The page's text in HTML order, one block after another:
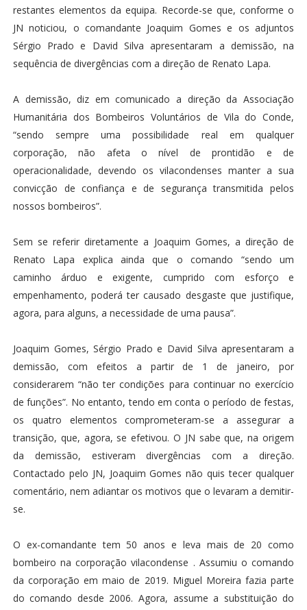
restantes elementos da equipa. Recorde-se que, conforme o
JN noticiou, o comandante Joaquim Gomes e os adjuntos
Sérgio Prado e David Silva apresentaram a demissão, na
sequência de divergências com a direção de Renato Lapa.
A demissão, diz em comunicado a direção da Associação
Humanitária dos Bombeiros Voluntários de Vila do Conde,
“sendo sempre uma possibilidade real em qualquer
corporação, não afeta o nível de prontidão e de
operacionalidade, devendo os vilacondenses manter a sua
convicção de confiança e de segurança transmitida pelos
nossos bombeiros”.
Sem se referir diretamente a Joaquim Gomes, a direção de
Renato Lapa explica ainda que o comando “sendo um
caminho árduo e exigente, cumprido com esforço e
empenhamento, poderá ter causado desgaste que justifique,
agora, para alguns, a necessidade de uma pausa”.
Joaquim Gomes, Sérgio Prado e David Silva apresentaram a
demissão, com efeitos a partir de 1 de janeiro, por
considerarem “não ter condições para continuar no exercício
de funções”. No entanto, tendo em conta o período de festas,
os quatro elementos comprometeram-se a assegurar a
transição, que, agora, se efetivou. O JN sabe que, na origem
da demissão, estiveram divergências com a direção.
Contactado pelo JN, Joaquim Gomes não quis tecer qualquer
comentário, nem adiantar os motivos que o levaram a demitir-
se.
O ex-comandante tem 50 anos e leva mais de 20 como
bombeiro na corporação vilacondense . Assumiu o comando
da corporação em maio de 2019. Miguel Moreira fazia parte
do comando desde 2006. Agora, assume a substituição do